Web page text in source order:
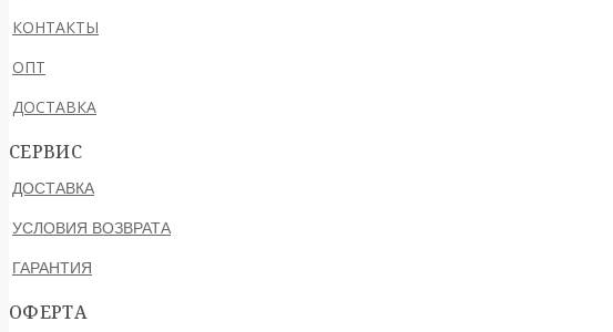
КОНТАКТЫ
ОПТ
ДОСТАВКА
СЕРВИС
ДОСТАВКА
УСЛОВИЯ ВОЗВРАТА
ГАРАНТИЯ
ОФЕРТА